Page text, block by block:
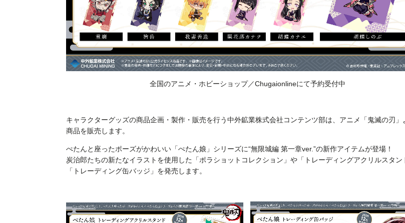
全国のアニメ・ホビーショップ／Chugaionlineにて予約受付中
キャラクターグッズの商品企画・製作・販売を行う中外鉱業株式会社コンテンツ部は、アニメ「鬼滅の刃」
商品を販売します。
ぺたんと座ったポーズがかわいい「ぺたん娘」シリーズに“無限城編 第一章ver.”の新作アイテムが登場！
炭治郎たちの新たなイラストを使用した「ポラショットコレクション」や「トレーディングアクリルスタン
「トレーディング缶バッジ」を発売します。